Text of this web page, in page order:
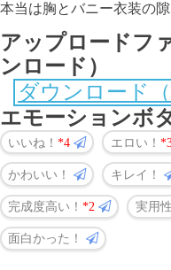
本当は胸とバニー衣装の
アップロードフ
ンロード）
ダウンロード
エモーションボ
いいね！ 4 エロい！
かわいい！ キレイ！
完成度高い！ 2 実用
面白かった！